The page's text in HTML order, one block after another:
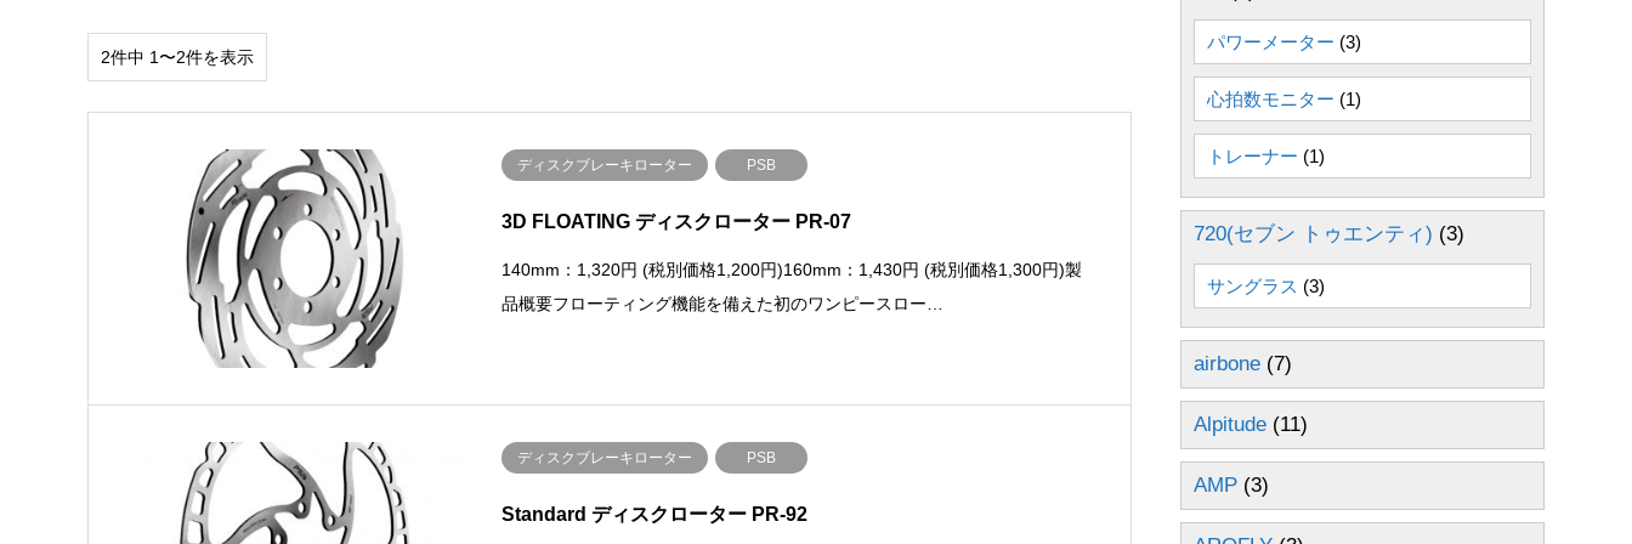
2件中 1〜2件を表示
ディスクブレーキローター PSB
3D FLOATING ディスクローター PR-07
140mm：1,320円 (税別価格1,200円)160mm：1,430円 (税別価格1,300円)製
品概要フローティング機能を備えた初のワンピースロー…
ディスクブレーキローター PSB
Standard ディスクローター PR-92
パワーメーター (3)
心拍数モニター (1)
トレーナー (1)
720(セブン トゥエンティ) (3)
サングラス (3)
airbone (7)
Alpitude (11)
AMP (3)